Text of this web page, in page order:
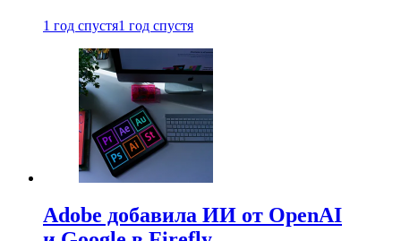
1 год спустя1 год спустя
Adobe добавила ИИ от OpenAI